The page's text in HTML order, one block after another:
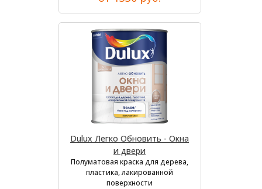
Dulux Легко Обновить - Окна
и двери
Полуматовая краска для дерева,
пластика, лакированной
поверхности